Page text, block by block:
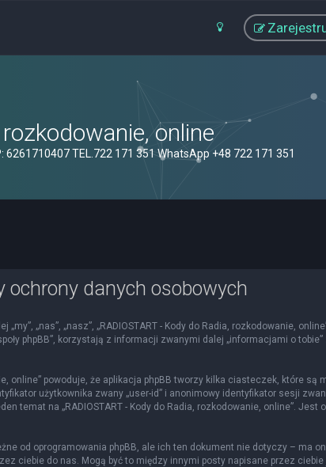
online
TEL.722 171 351 WhatsApp +48 722 171 351
ochrony danych osobowych
„nas”, „nasz”, „RADIOSTART - Kody do Radia, rozkodowanie,
phpBB”, korzystają z informacji zwanymi dalej „informacjami o
online” powoduje, że aplikacja phpBB tworzy kilka ciasteczek, które są
użytkownika zwany „user-id” i anonimowy identyfikator sesji
na „RADIOSTART - Kody do Radia, rozkodowanie, online”. Jest
od oprogramowania phpBB, ale ich ten dokument nie dotyczy – ma
ciebie do nas. Mogą być to między innymi posty napisane przez